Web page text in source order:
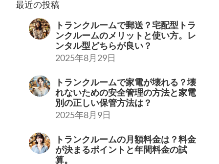
最近の投稿
トランクルームで郵送？宅配型トラ
ンクルームのメリットと使い方。レ
ンタル型どちらが良い？
2025年8月29日
トランクルームで家電が壊れる？壊
れないための安全管理の方法と家電
別の正しい保管方法は？
2025年8月9日
トランクルームの月額料金は？料金
が決まるポイントと年間料金の試
算。